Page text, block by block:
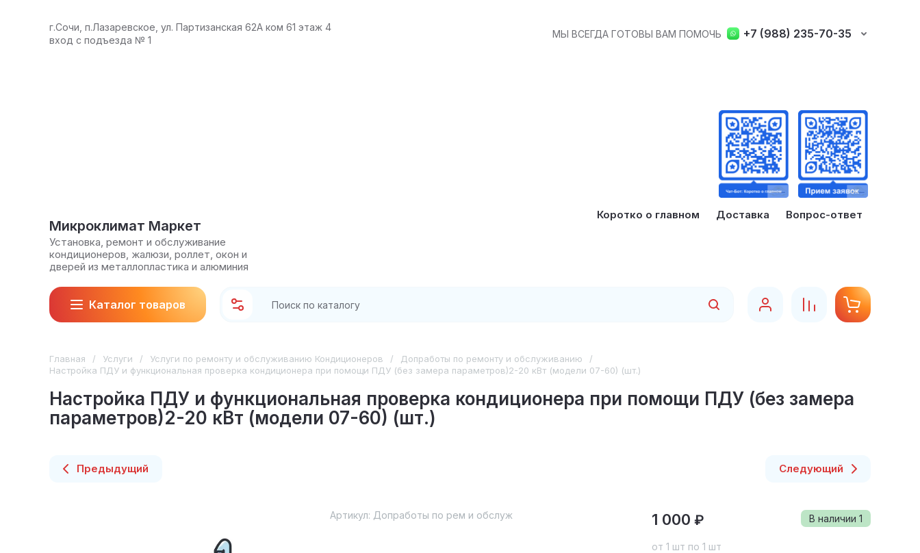
г.Сочи, п.Лазаревское, ул. Партизанская 62А ком 61 этаж 4
вход с подъезда № 1
МЫ ВСЕГДА ГОТОВЫ ВАМ ПОМОЧЬ +7 (988) 235-70-35
Микроклимат Маркет
Установка, ремонт и обслуживание
кондиционеров, жалюзи, роллет, окон и
дверей из металлопластика и алюминия
Коротко о главном Доставка Вопрос-ответ
Каталог товаров Найти
Главная / Услуги / Услуги по ремонту и обслуживанию Кондиционеров / Допработы по ремонту и обслуживанию
/
Настройка ПДУ и функциональная проверка кондиционера при помощи ПДУ (без замера параметров)2-20 кВт (модели 07-60) (шт.)
Настройка ПДУ и функциональная проверка кондиционера при помощи ПДУ (без замера
параметров)2-20 кВт (модели 07-60) (шт.)
Предыдущий Следующий
Артикул: Допработы по рем и обслуж В наличии 1
1 000 ₽
от 1 шт по 1 шт